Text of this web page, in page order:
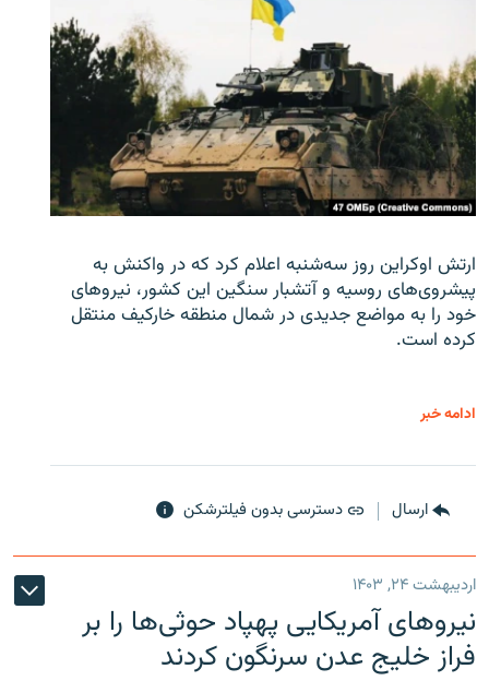
ارتش اوکراین روز سه‌شنبه اعلام کرد که در واکنش به
پیشروی‌های روسیه و آتشبار سنگین این کشور، نیروهای
خود را به مواضع جدیدی در شمال منطقه خارکیف منتقل
کرده است.
ادامه خبر
ارسال دسترسی بدون فیلترشکن
اردیبهشت ۲۴, ۱۴۰۳
نیروهای آمریکایی پهپاد حوثی‌ها را بر
فراز خلیج عدن سرنگون کردند